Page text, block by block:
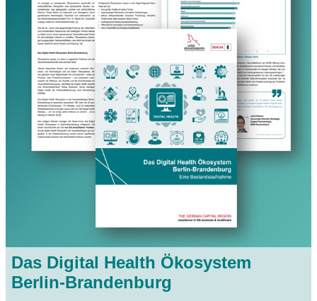
Das Digital Health Ökosystem
Berlin-Brandenburg